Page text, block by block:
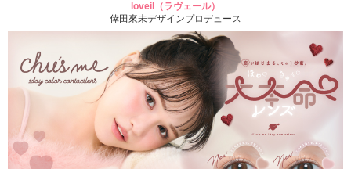
loveil（ラヴェール）
倖田來未デザインプロデュース